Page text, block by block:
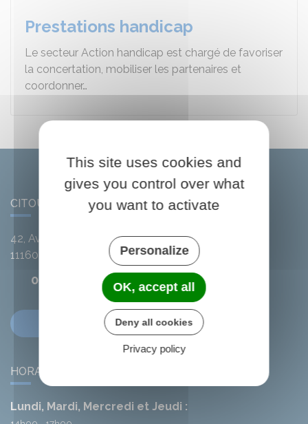
Prestations handicap
Le secteur Action handicap est chargé de favoriser
la concertation, mobiliser les partenaires et
coordonner…
CITOU
42, Avenue de l'Argent-Double
11160
04 68 78 01 41
Contactez-nous
HORAIRES DE LA MAIRIE
Lundi, Mardi, Mercredi et Jeudi :
This site uses cookies and
gives you control over what
you want to activate
Personalize
OK, accept all
Deny all cookies
Privacy policy